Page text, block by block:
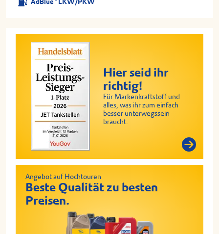
AdBlue LKW/PKW
Hier seid ihr
richtig!
Für Markenkraftstoff und
alles, was ihr zum einfach
besser unterwegssein
braucht.
Angebot auf Hochtouren
Beste Qualität zu besten
Preisen.